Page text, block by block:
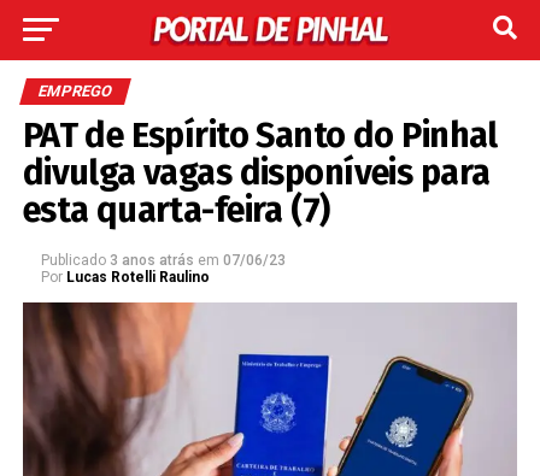
EMPREGO
PAT de Espírito Santo do Pinhal
divulga vagas disponíveis para
esta quarta-feira (7)
Publicado 3 anos atrás em 07/06/23
Por Lucas Rotelli Raulino